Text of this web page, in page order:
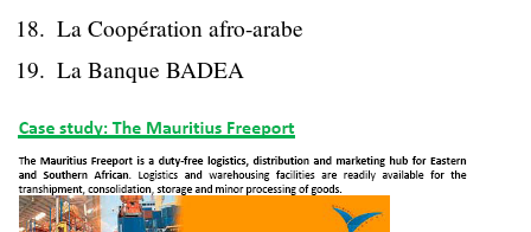
La Coopération afro-arabe
La Banque BADEA